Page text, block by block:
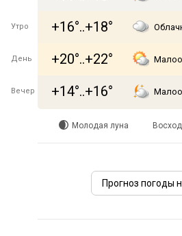
Утро +16°..+18°
День +20°..+22°
Вечер +14°..+16°
Молодая луна
Прогноз погоды